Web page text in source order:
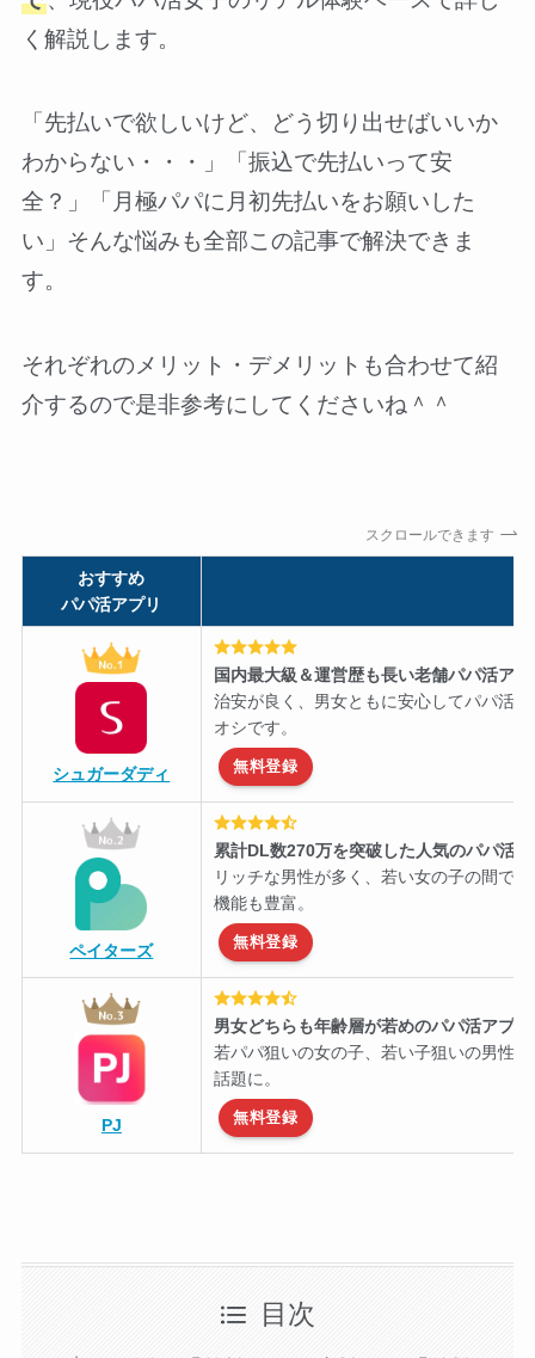
く解説します。
「先払いで欲しいけど、どう切り出せばいいか
わからない・・・」「振込で先払いって安
全？」「月極パパに月初先払いをお願いした
い」そんな悩みも全部この記事で解決できま
す。
それぞれのメリット・デメリットも合わせて紹
介するので是非参考にしてくださいね＾＾
スクロールできます
おすすめ
パパ活アプリ
シュガーダディ
国内最大級＆運営歴も長い老舗パパ活ア
治安が良く、男女ともに安心してパパ活
オシです。
無料登録
ペイターズ
累計DL数270万を突破した人気のパパ活
リッチな男性が多く、若い女の子の間で
機能も豊富。
無料登録
PJ
男女どちらも年齢層が若めのパパ活アプリ
若パパ狙いの女の子、若い子狙いの男性
話題に。
無料登録
目次